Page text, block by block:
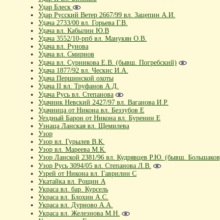
Удар Блеск
Удар Русский Ветер 2667/99 вл. Зацепин А.И.
Удача 2733/00 вл. Горьева Г.В.
Удача вл. Кабылин Ю.В
Удача 3552/10-рпб вл. Манукян О.В.
Удача вл. Рунова
Удача вл. Смирнов
Удача вл. Сурникова Е.В. (бывш. Погребский)
Удача 1877/92 вл. Ческис И.А.
Удача Першинской охоты
Удача II вл. Труфанов А.Д.
Удача Русь вл. Степанова
Удачник Невский 2427/97 вл. Ваганова И.Р.
Удачница от Никона вл. Беззубов Е
Уездный Барон от Никона вл. Буренин Е
Узнаца Ланская вл. Щемилева
Узор
Узор вл. Гурылев В.К.
Узор вл. Мареева М.К.
Узор Ланской 2381/96 вл. Кудрявцев Р.Ю. (бывш.
Узор Русь 3094/05 вл. Степанова Л.В.
Узрей от Никона вл. Гаврилин С
Укатайка вл. Рощин А
Украса вл. бар. Курсель
Украса вл. Блохин А.С.
Украса вл. Дурново А.А.
Украса вл. Железнова М.Н.